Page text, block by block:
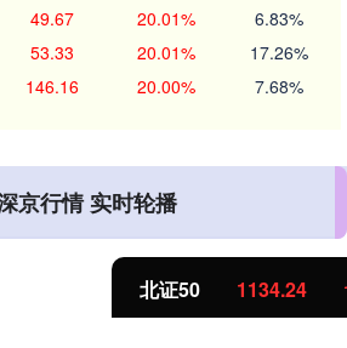
49.67 20.01% 6.83%
53.33 20.01% 17.26%
146.16 20.00% 7.68%
京行情 实时轮播
11.37 1.01%